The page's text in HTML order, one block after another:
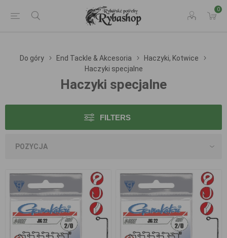
0
Do góry End Tackle & Akcesoria
Haczyki, Kotwice
Haczyki specjalne
Haczyki specjalne
FILTERS